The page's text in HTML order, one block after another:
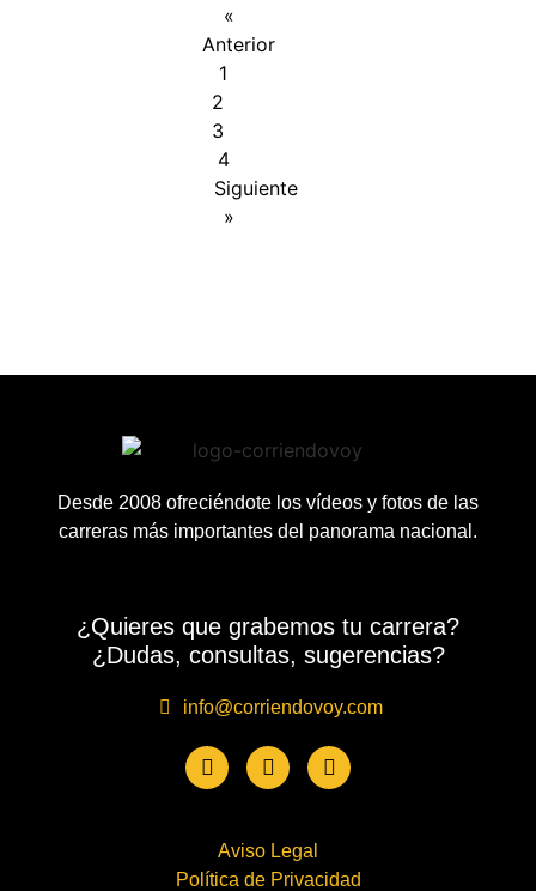
«
Anterior
1
2
3
4
Siguiente
»
Desde 2008 ofreciéndote los vídeos y fotos de las
carreras más importantes del panorama nacional.
¿Quieres que grabemos tu carrera?
¿Dudas, consultas, sugerencias?
info@corriendovoy.com
Aviso Legal
Política de Privacidad